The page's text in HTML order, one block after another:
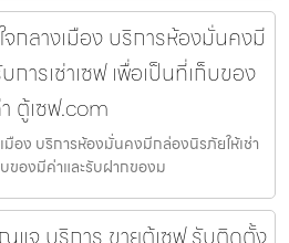
กลางเมือง บริการห้องมั่นคงมี
การเช่าเซฟ เพื่อเป็นที่เก็บของ
ตู้เซฟ.com
อง บริการห้องมั่นคงมีกล่องนิรภัยให้เช่า
บของมีค่าและรับฝากของม